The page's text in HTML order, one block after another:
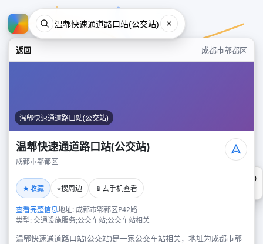
返回 成都市郫都区
温郫快速通道路口站(公交站)
温郫快速通道路口站(公交站)
成都市郫都区
★收藏 ⌖搜周边 📱 去手机查看
查看完整信息地址: 成都市郫都区P42路
类型: 交通设施服务;公交车站;公交车站相关
温郫快速通道路口站(公交站)是一家公交车站相关，地址为成都市郫
温郫快速通道路口站(公交站)